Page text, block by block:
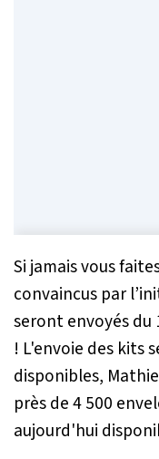
Si jamais vous
convaincus par
seront envoyés
! L'envoie des kits
disponibles,
près de 4 500
aujourd'hui